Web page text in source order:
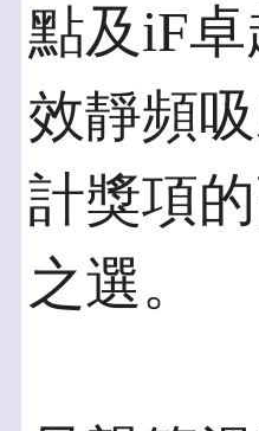
點及iF卓
效靜頻
計獎項
之選。